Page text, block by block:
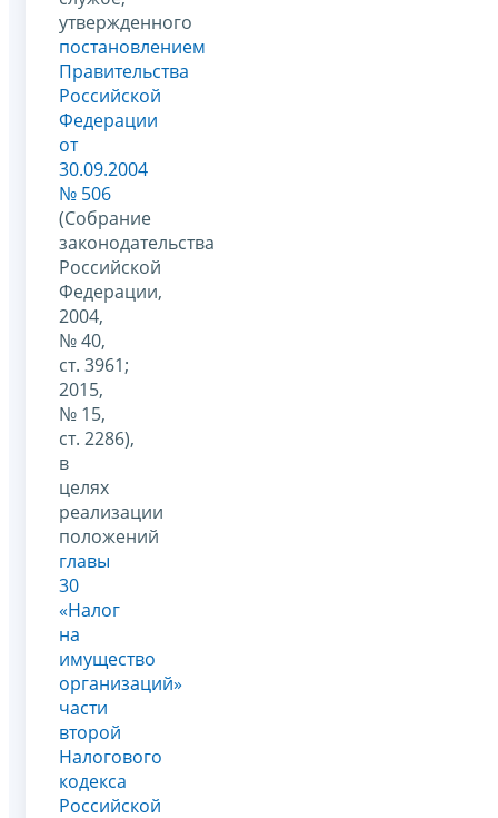
утвержденного
постановлением
Правительства
Российской
Федерации
от
30.09.2004
№ 506
(Собрание
законодательства
Российской
Федерации,
2004,
№ 40,
ст. 3961;
2015,
№ 15,
ст. 2286),
в
целях
реализации
положений
главы
30
«Налог
на
имущество
организаций»
части
второй
Налогового
кодекса
Российской